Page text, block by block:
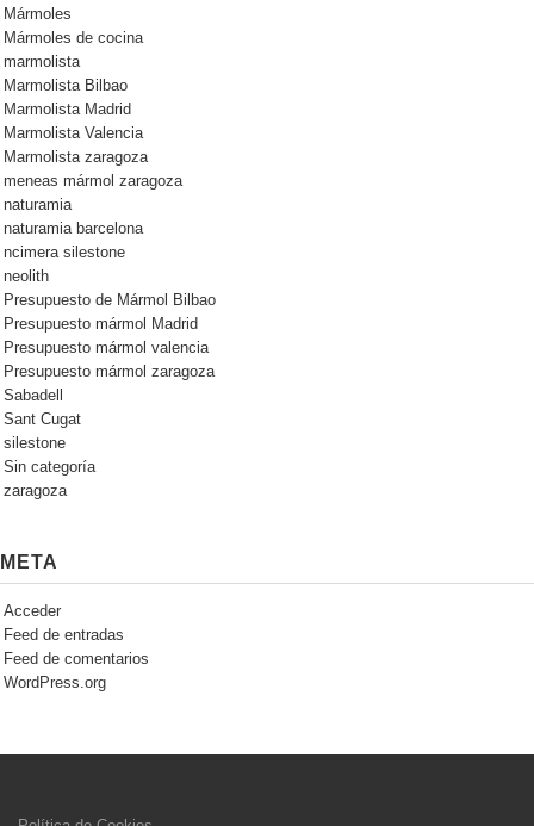
Mármoles
Mármoles de cocina
marmolista
Marmolista Bilbao
Marmolista Madrid
Marmolista Valencia
Marmolista zaragoza
meneas mármol zaragoza
naturamia
naturamia barcelona
ncimera silestone
neolith
Presupuesto de Mármol Bilbao
Presupuesto mármol Madrid
Presupuesto mármol valencia
Presupuesto mármol zaragoza
Sabadell
Sant Cugat
silestone
Sin categoría
zaragoza
META
Acceder
Feed de entradas
Feed de comentarios
WordPress.org